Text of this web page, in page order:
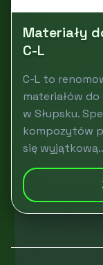
Materiały
C-L
C-L to
materiałów
w Słupsku.
kompozytów
się